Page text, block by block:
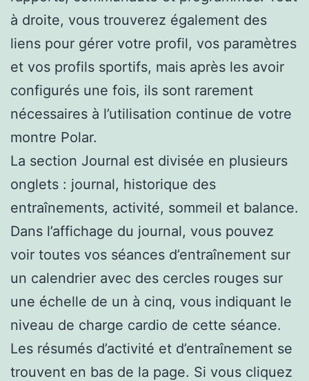
à droite, vous trouverez également des
liens pour gérer votre profil, vos paramètres
et vos profils sportifs, mais après les avoir
configurés une fois, ils sont rarement
nécessaires à l’utilisation continue de votre
montre Polar.
La section Journal est divisée en plusieurs
onglets : journal, historique des
entraînements, activité, sommeil et balance.
Dans l’affichage du journal, vous pouvez
voir toutes vos séances d’entraînement sur
un calendrier avec des cercles rouges sur
une échelle de un à cinq, vous indiquant le
niveau de charge cardio de cette séance.
Les résumés d’activité et d’entraînement se
trouvent en bas de la page. Si vous cliquez